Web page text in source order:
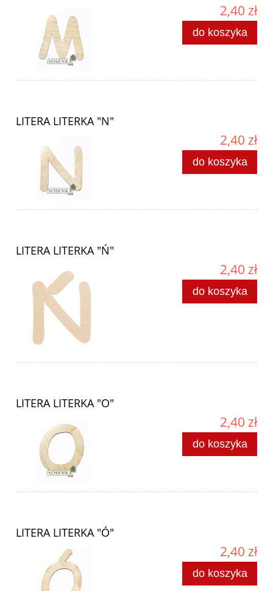
2,40 zł
do koszyka
LITERA LITERKA "N"
2,40 zł
do koszyka
LITERA LITERKA "Ń"
2,40 zł
do koszyka
LITERA LITERKA "O"
2,40 zł
do koszyka
LITERA LITERKA "Ó"
2,40 zł
do koszyka